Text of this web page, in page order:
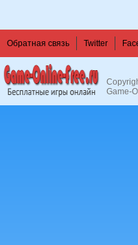
Обратная связь Twitter
Game-